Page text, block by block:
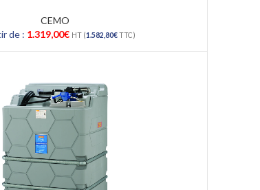
CEMO
de : 1.319,00€ HT (1.582,80€TTC)